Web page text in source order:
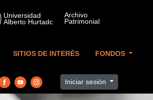
SITIOS DE INTERÉS FONDOS
Iniciar sesión